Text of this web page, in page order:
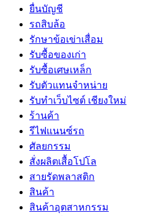
ยื่นบัญชี
รถสิบล้อ
รักษาข้อเข่าเสื่อม
รับซื้อของเก่า
รับซื้อเศษเหล็ก
รับตัวแทนจำหน่าย
รับทำเว็บไซต์ เชียงใหม่
ร้านค้า
รีไฟแนนซ์รถ
ศัลยกรรม
สั่งผลิตเสื้อโปโล
สายรัดพลาสติก
สินค้า
สินค้าอุตสาหกรรม